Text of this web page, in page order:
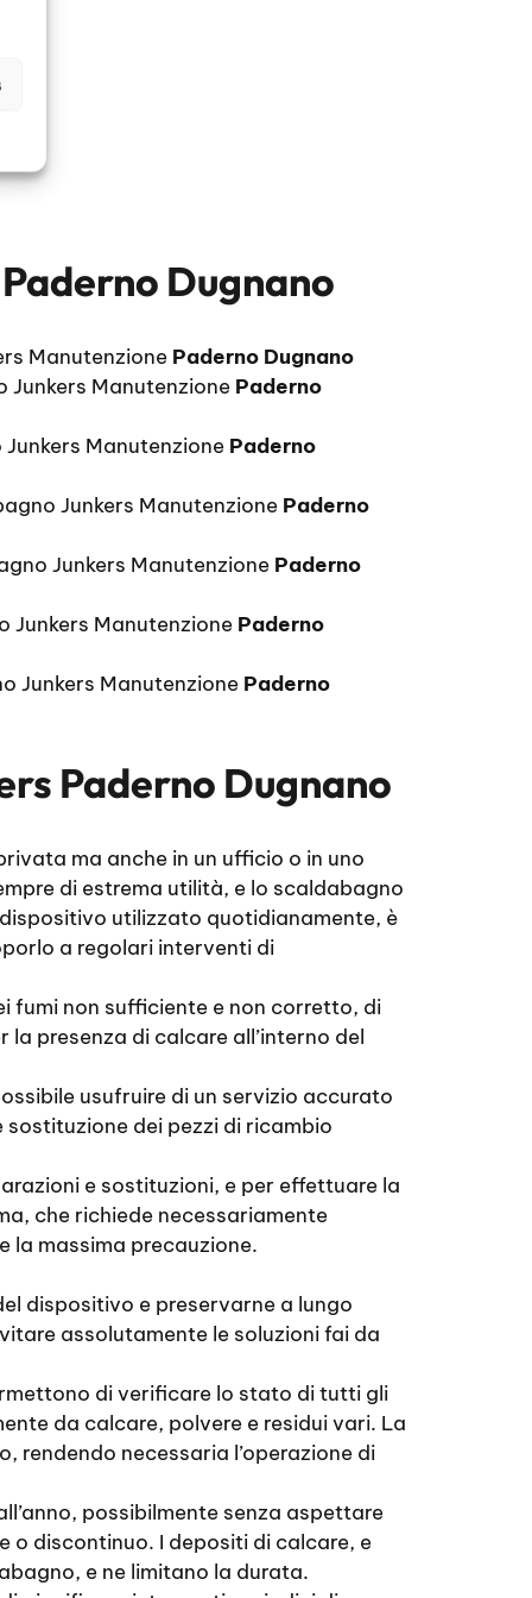
Dugnano
Manutenzione Paderno Dugnano
Junkers Manutenzione Paderno
Manutenzione Paderno
Junkers Manutenzione Paderno
Junkers Manutenzione Paderno
Junkers Manutenzione Paderno
Junkers Manutenzione Paderno
Paderno Dugnano
ma anche in un ufficio o in uno
di estrema utilità, e lo scaldabagno
utilizzato quotidianamente, è
a regolari interventi di
fumi non sufficiente e non corretto, di
presenza di calcare all’interno del
usufruire di un servizio accurato
dei pezzi di ricambio
e sostituzioni, e per effettuare la
che richiede necessariamente
la massima precauzione.
dispositivo e preservarne a lungo
assolutamente le soluzioni fai da
di verificare lo stato di tutti gli
da calcare, polvere e residui vari. La
rendendo necessaria l’operazione di
possibilmente senza aspettare
o discontinuo. I depositi di calcare, e
e ne limitano la durata.